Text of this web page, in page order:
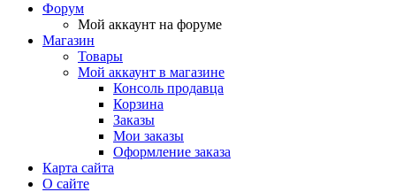
Форум
Мой аккаунт на форуме
Магазин
Товары
Мой аккаунт в магазине
Консоль продавца
Корзина
Заказы
Мои заказы
Оформление заказа
Карта сайта
О сайте